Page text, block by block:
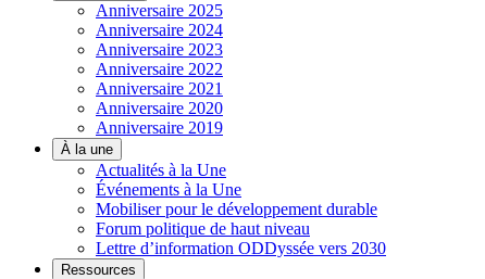
Anniversaire 2025
Anniversaire 2024
Anniversaire 2023
Anniversaire 2022
Anniversaire 2021
Anniversaire 2020
Anniversaire 2019
À la une
Actualités à la Une
Événements à la Une
Mobiliser pour le développement durable
Forum politique de haut niveau
Lettre d’information ODDyssée vers 2030
Ressources